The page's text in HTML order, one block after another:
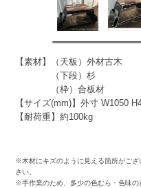
【素材】（天板）外材古木
（下段）杉
（枠）合板材
【サイズ(mm)】外寸 W1050
【耐荷重】約100kg
※木材にキズのように見える箇所がご
さい。
※手作業のため、多少の色むら・色味